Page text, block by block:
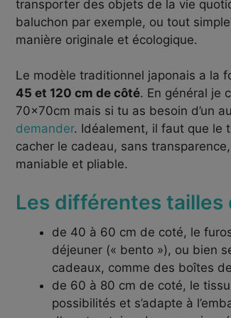
transporter des objets de la vie
baluchon par exemple, ou tout
manière originale et écologique.
Le modèle traditionnel japonais a la
45 et 120 cm de côté. En général je
70x70cm mais si tu as besoin d’un
demander. Idéalement, il faut que le
cacher le cadeau, sans
maniable et pliable.
Les différentes tailles
de 40 à 60 cm de coté, le
déjeuner (« bento »), ou bien
cadeaux, comme des boîtes
de 60 à 80 cm de coté, le
possibilités et s’adapte à